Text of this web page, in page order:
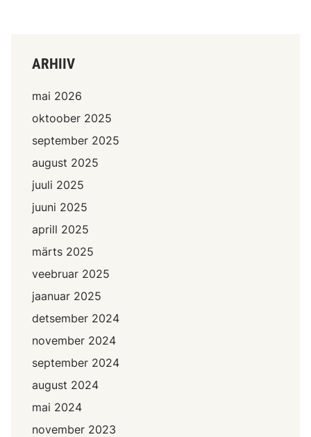
ARHIIV
mai 2026
oktoober 2025
september 2025
august 2025
juuli 2025
juuni 2025
aprill 2025
märts 2025
veebruar 2025
jaanuar 2025
detsember 2024
november 2024
september 2024
august 2024
mai 2024
november 2023